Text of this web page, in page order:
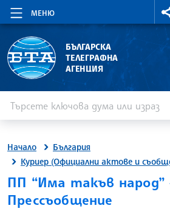
МЕНЮ
БЪЛГАРСКА
ТЕЛЕГРАФНА
АГЕНЦИЯ
Начало
България
Куриер (Официални актове и
ПП “Има такъв народ”
Прессъобщение